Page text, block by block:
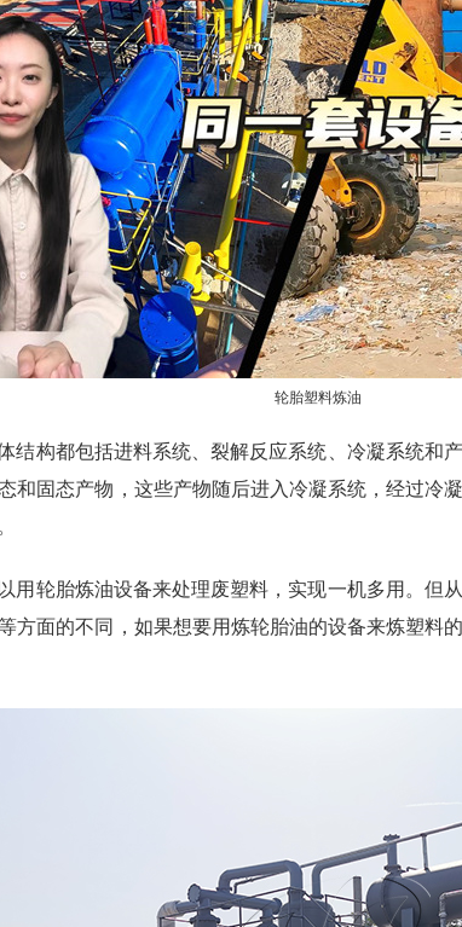
轮胎塑料炼油
结构都包括进料系统、裂解反应系统、冷凝系统和
和固态产物，这些产物随后进入冷凝系统，经过冷
用轮胎炼油设备来处理废塑料，实现一机多用。但
方面的不同，如果想要用炼轮胎油的设备来炼塑料